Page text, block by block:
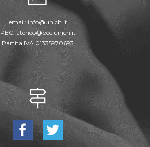
email: info@unich.it
PEC: ateneo@pec.unich.it
Partita IVA 01335970693